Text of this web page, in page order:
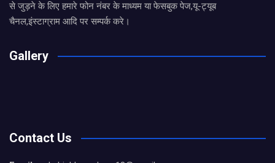
से जुड़ने के लिए हमारे फोन नंबर के माध्यम या फेसबुक पेज,यू-ट्यूब
चैनल,इंस्टाग्राम आदि पर सम्पर्क करे।
Gallery
Contact Us